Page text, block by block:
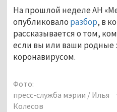
На прошлой неделе АН
опубликовало разбор, в
рассказывается о том,
если вы или ваши родные
коронавирусом.
Фото:
пресс-служба мэрии / Илья
Колесов